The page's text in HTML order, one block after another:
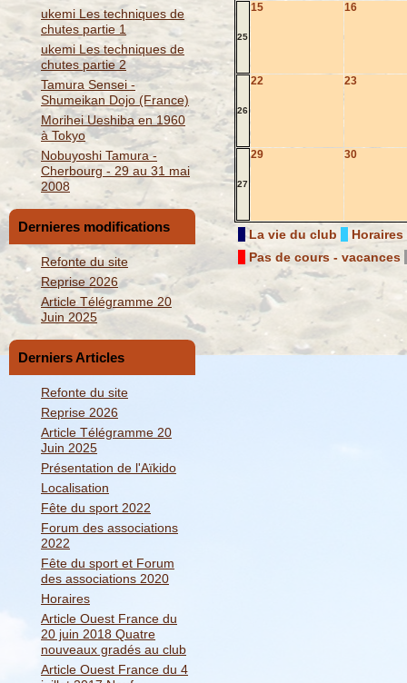
ukemi Les techniques de
chutes partie 1
ukemi Les techniques de
chutes partie 2
Tamura Sensei -
Shumeikan Dojo (France)
Morihei Ueshiba en 1960
à Tokyo
Nobuyoshi Tamura -
Cherbourg - 29 au 31 mai
2008
Dernieres modifications
Refonte du site
Reprise 2026
Article Télégramme 20
Juin 2025
Derniers Articles
Refonte du site
Reprise 2026
Article Télégramme 20
Juin 2025
Présentation de l'Aïkido
Localisation
Fête du sport 2022
Forum des associations
2022
Fête du sport et Forum
des associations 2020
Horaires
Article Ouest France du
20 juin 2018 Quatre
nouveaux gradés au club
Article Ouest France du 4
25
15 16
26
22 23
27
29 30
La vie du club
Pas de cours - vacances